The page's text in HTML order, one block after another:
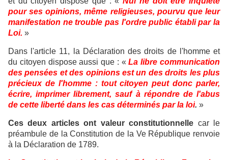
pour ses opinions, même religieuses, pourvu que leur
manifestation ne trouble pas l'ordre public établi par la
Loi. »
Dans l'article 11, la Déclaration des droits de l'homme et
du citoyen dispose aussi que : «La libre communication
des pensées et des opinions est un des droits les plus
précieux de l'homme : tout citoyen peut donc parler,
écrire, imprimer librement, sauf à répondre de l'abus
de cette liberté dans les cas déterminés par la loi. »
Ces deux articles ont valeur constitutionnelle car le
préambule de la Constitution de la Ve République renvoie
à la Déclaration de 1789.